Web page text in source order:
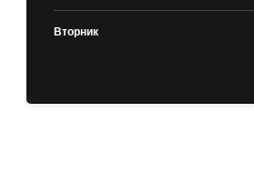
Вторник